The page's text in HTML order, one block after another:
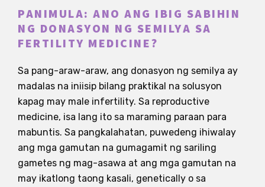
PANIMULA: ANO ANG IBIG SABIHIN
NG DONASYON NG SEMILYA SA
FERTILITY MEDICINE?
Sa pang-araw-araw, ang donasyon ng semilya ay
madalas na iniisip bilang praktikal na solusyon
kapag may male infertility. Sa reproductive
medicine, isa lang ito sa maraming paraan para
mabuntis. Sa pangkalahatan, puwedeng ihiwalay
ang mga gamutan na gumagamit ng sariling
gametes ng mag-asawa at ang mga gamutan na
may ikatlong taong kasali, genetically o sa